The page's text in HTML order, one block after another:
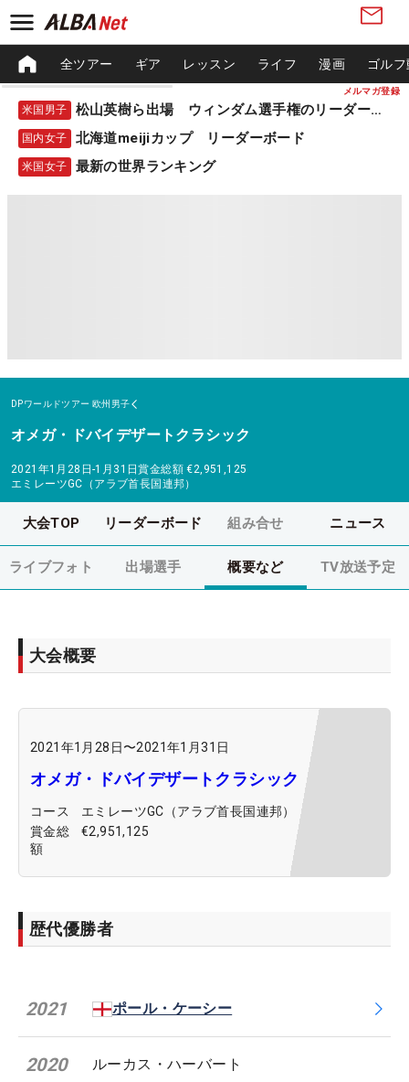
メルマガ登録
全ツアー ギア レッスン ライフ 漫画 ゴル
米国男子 松山英樹ら出場 ウィンダム選手権のリーダーボード
国内女子 北海道meijiカップ リーダーボード
米国女子 最新の世界ランキング
DPワールドツアー 欧州男子
オメガ・ドバイデザートクラシック
2021年1月28日-1月31日賞金総額 €2,951,125
エミレーツGC（アラブ首長国連邦）
大会TOP リーダーボード 組み合せ ニュース
ライブフォト 出場選手 概要など TV放送予定
大会概要
2021年1月28日〜2021年1月31日
オメガ・ドバイデザートクラシック
コース
エミレーツGC（アラブ首長国連邦）
賞金総
額
€2,951,125
歴代優勝者
2021 ポール・ケーシー
2020 ルーカス・ハーバート